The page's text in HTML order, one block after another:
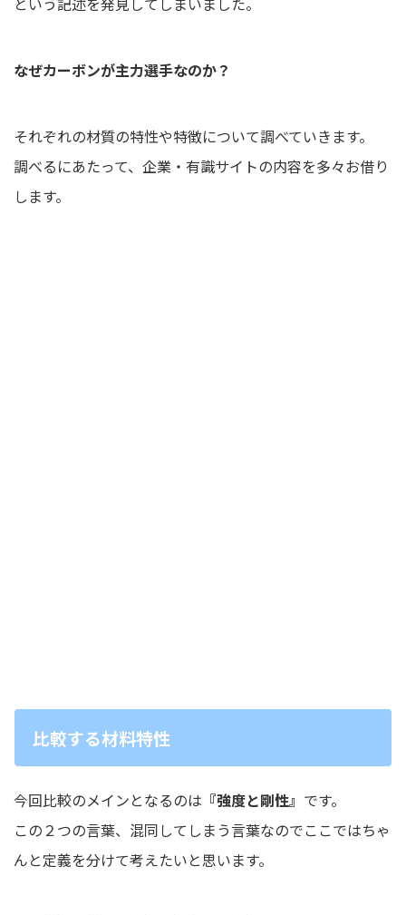
なぜカーボンが主力選手なのか？
それぞれの材質の特性や特徴について調べていきます。
調べるにあたって、企業・有識サイトの内容を多々お借り
します。
比較する材料特性
今回比較のメインとなるのは 『強度と剛性』 です。
この２つの言葉、混同してしまう言葉なのでここではちゃ
んと定義を分けて考えたいと思います。